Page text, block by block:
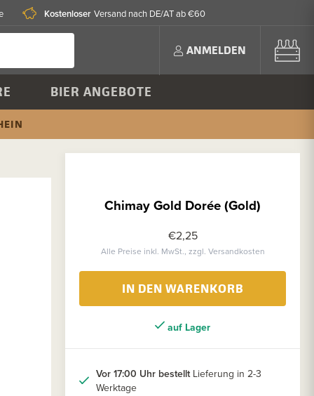
Kostenloser Versand nach DE/AT ab €60
ANMELDEN
BIER ANGEBOTE
Chimay Gold Dorée (Gold)
€2,25
Alle Preise inkl. MwSt., zzgl. Versandkosten
IN DEN WARENKORB
auf Lager
Vor 17:00 Uhr bestelltLieferung in 2-3
Werktage